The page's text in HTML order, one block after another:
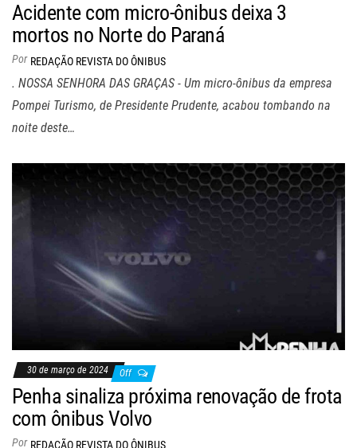
Acidente com micro-ônibus deixa 3
mortos no Norte do Paraná
Por REDAÇÃO REVISTA DO ÔNIBUS
. NOSSA SENHORA DAS GRAÇAS - Um micro-ônibus da empresa
Pompei Turismo, de Presidente Prudente, acabou tombando na
noite deste…
30 de março de 2024 Off
Penha sinaliza próxima renovação de frota
com ônibus Volvo
Por REDAÇÃO REVISTA DO ÔNIBUS